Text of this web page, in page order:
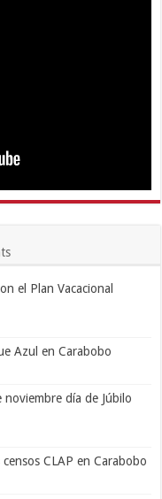
el Plan Vacacional
Azul en Carabobo
día de Júbilo
CLAP en Carabobo